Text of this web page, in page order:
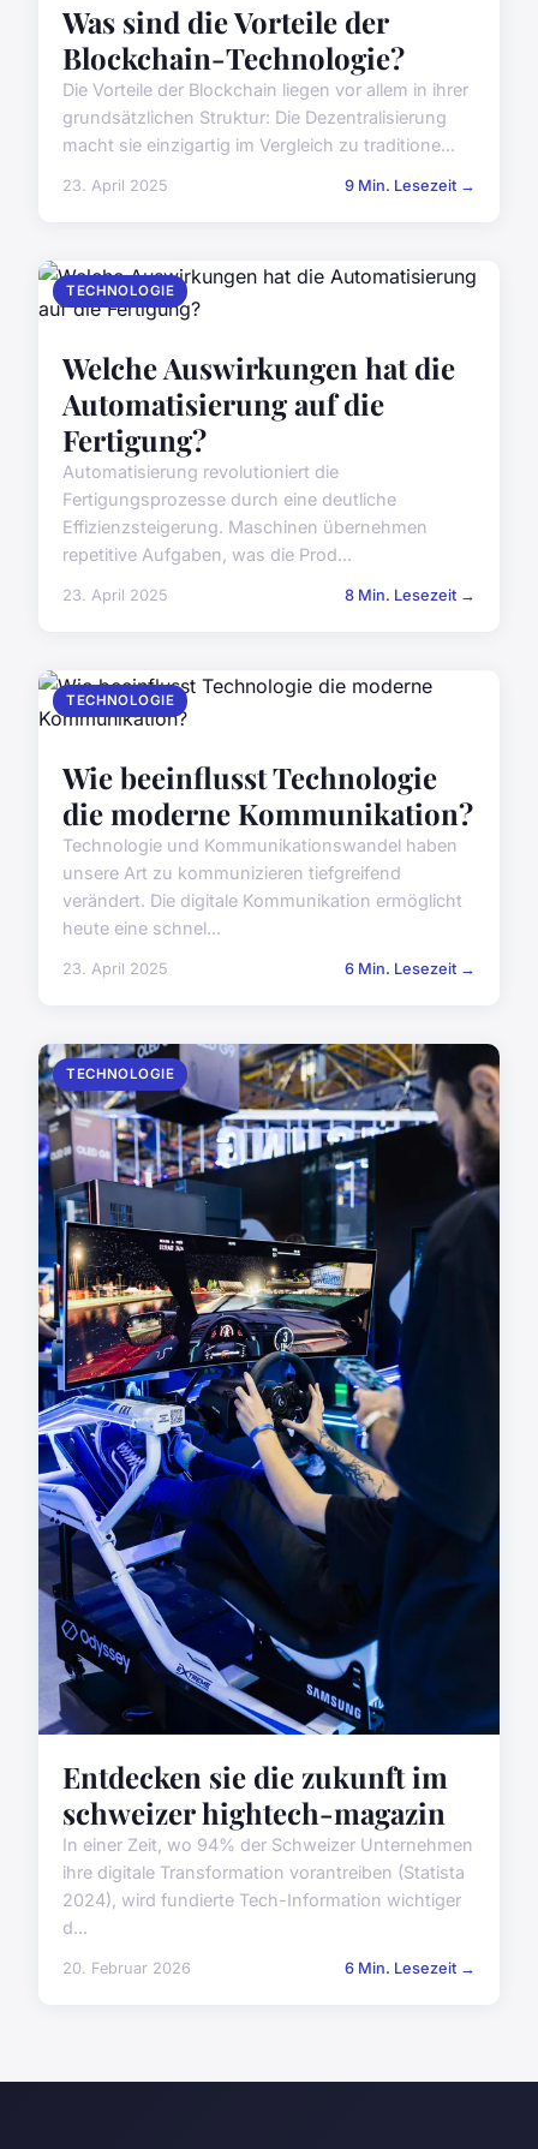
Was sind die Vorteile der
Blockchain-Technologie?
Die Vorteile der Blockchain liegen vor allem in ihrer
grundsätzlichen Struktur: Die Dezentralisierung
macht sie einzigartig im Vergleich zu traditione...
23. April 2025 9 Min. Lesezeit →
TECHNOLOGIE
Welche Auswirkungen hat die
Automatisierung auf die
Fertigung?
Automatisierung revolutioniert die
Fertigungsprozesse durch eine deutliche
Effizienzsteigerung. Maschinen übernehmen
repetitive Aufgaben, was die Prod...
23. April 2025 8 Min. Lesezeit →
TECHNOLOGIE
Wie beeinflusst Technologie
die moderne Kommunikation?
Technologie und Kommunikationswandel haben
unsere Art zu kommunizieren tiefgreifend
verändert. Die digitale Kommunikation ermöglicht
heute eine schnel...
23. April 2025 6 Min. Lesezeit →
TECHNOLOGIE
Entdecken sie die zukunft im
schweizer hightech-magazin
In einer Zeit, wo 94% der Schweizer Unternehmen
ihre digitale Transformation vorantreiben (Statista
2024), wird fundierte Tech-Information wichtiger
d...
20. Februar 2026 6 Min. Lesezeit →